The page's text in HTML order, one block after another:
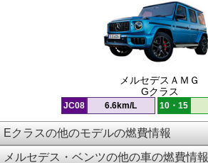
メルセデスＡＭＧ
Gクラス
JC08 6.6km/L 10・15
Eクラスの他のモデルの燃費情報
メルセデス・ベンツの他の車の燃費情報